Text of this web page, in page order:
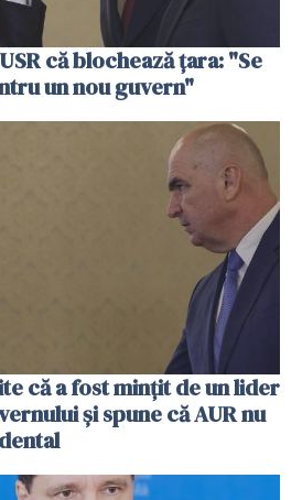
că blochează țara: "Se
un nou guvern"
că a fost mințit de un lider
și spune că AUR nu